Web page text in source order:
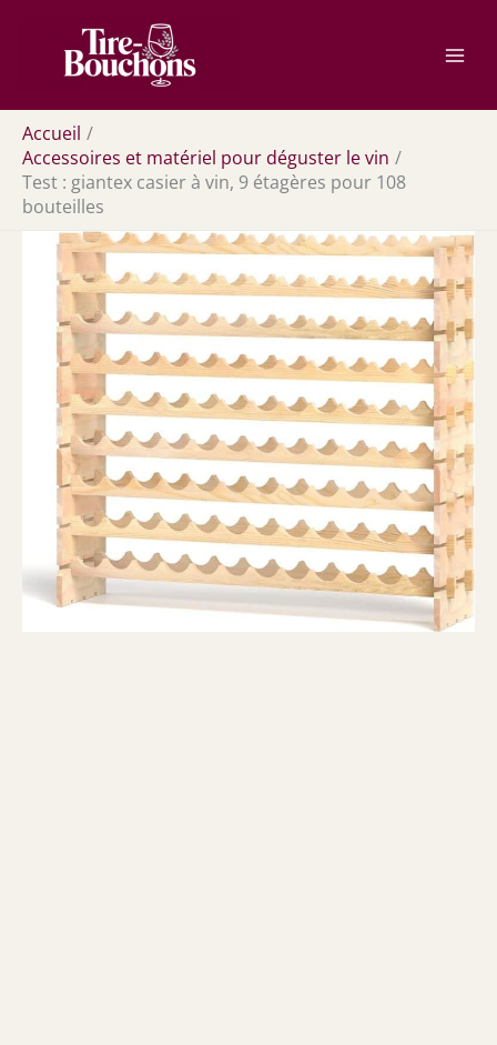
contenu
Accueil
Accessoires et matériel pour déguster le vin
Test : giantex casier à vin, 9 étagères pour 108
bouteilles